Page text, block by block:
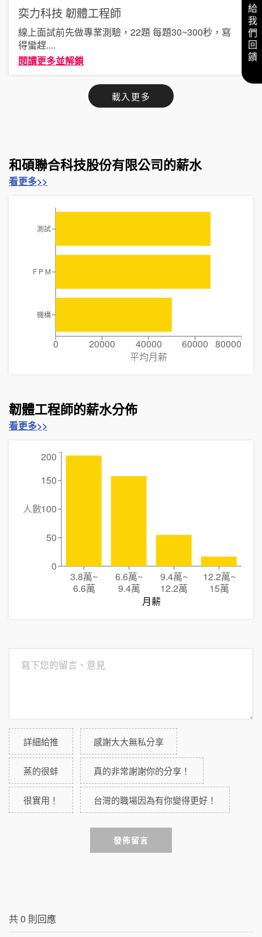
奕力科技 韌體工程師
線上面試前先做專業測驗，22題 每題30~300秒，寫
得蠻趕....
閱讀更多並解鎖
載入更多
和碩聯合科技股份有限公司的薪水
看更多>>
0 20000 40000 60000 80000
平均月薪
測試
F P M
機構
韌體工程師的薪水分佈
看更多>>
3.8萬~
6.6萬
6.6萬~
9.4萬
9.4萬~
12.2萬
12.2萬~
15萬
月薪
0
50
100
150
200
人數
詳細給推 感謝大大無私分享
蒸的很蚌 真的非常謝謝你的分享！
很實用！ 台灣的職場因為有你變得更好！
發佈留言
共0 則回應
給我們回饋